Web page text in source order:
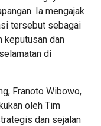
Ia mengajak
tersebut sebagai
keputusan dan
di
Franoto Wibowo,
oleh Tim
dan sejalan